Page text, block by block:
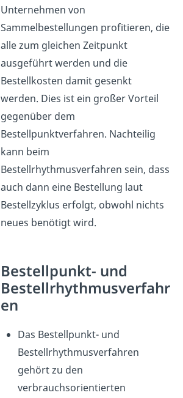
Unternehmen von
Sammelbestellungen profitieren, die
alle zum gleichen Zeitpunkt
ausgeführt werden und die
Bestellkosten damit gesenkt
werden. Dies ist ein großer Vorteil
gegenüber dem
Bestellpunktverfahren. Nachteilig
kann beim
Bestellrhythmusverfahren sein, dass
auch dann eine Bestellung laut
Bestellzyklus erfolgt, obwohl nichts
neues benötigt wird.
Bestellpunkt- und
Bestellrhythmusverfahr
en
Das Bestellpunkt- und
Bestellrhythmusverfahren
gehört zu den
verbrauchsorientierten